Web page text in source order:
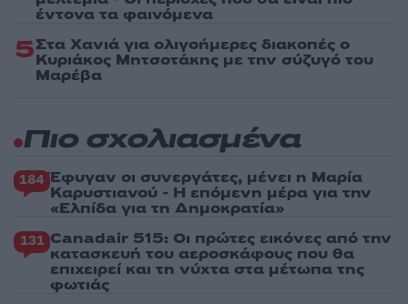
έντονα τα φαινόμενα
5Στα Χανιά για ολιγοήμερες διακοπές ο
Κυριάκος Μητσοτάκης με την σύζυγό του
Μαρέβα
Πιο σχολιασμένα
184 Έφυγαν οι συνεργάτες, μένει η Μαρία
Καρυστιανού - Η επόμενη μέρα για την
«Ελπίδα για τη Δημοκρατία»
131 Canadair 515: Οι πρώτες εικόνες από την
κατασκευή του αεροσκάφους που θα
επιχειρεί και τη νύχτα στα μέτωπα της
φωτιάς